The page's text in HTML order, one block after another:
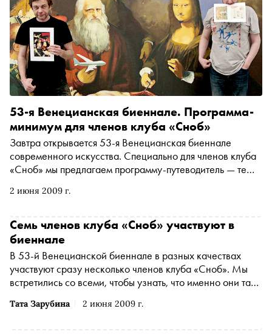
2 июня 2009 г.
53-я Венецианская биеннале. Программа-
минимум для членов клуба «Сноб»
Завтра открывается 53-я Венецианская биеннале
современного искусства. Специально для членов клуба
«Сноб» мы предлагаем программу-путеводитель — те
просмотру.
Тата Зарубина 2 июня 2009 г.
Семь членов клуба «Сноб» участвуют в
биеннале
В 53-й Венецианской биеннале в разных качествах
участвуют сразу несколько членов клуба «Сноб». Мы
встретились со всеми, чтобы узнать, что именно они там